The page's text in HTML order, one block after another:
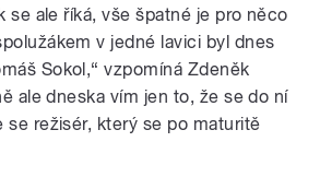
se ale říká, vše špatné je pro něco
v jedné lavici byl dnes
Sokol,“ vzpomíná Zdeněk
ale dneska vím jen to, že se do ní
se režisér, který se po maturitě